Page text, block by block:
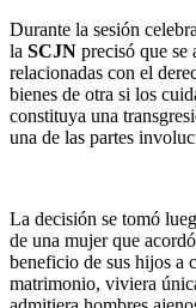
Durante la sesión
la SCJN precisó que
relacionadas con el
bienes de otra si los
constituya una
una de las partes
La decisión se tomó
de una mujer que
beneficio de sus hijos a
matrimonio, viviera